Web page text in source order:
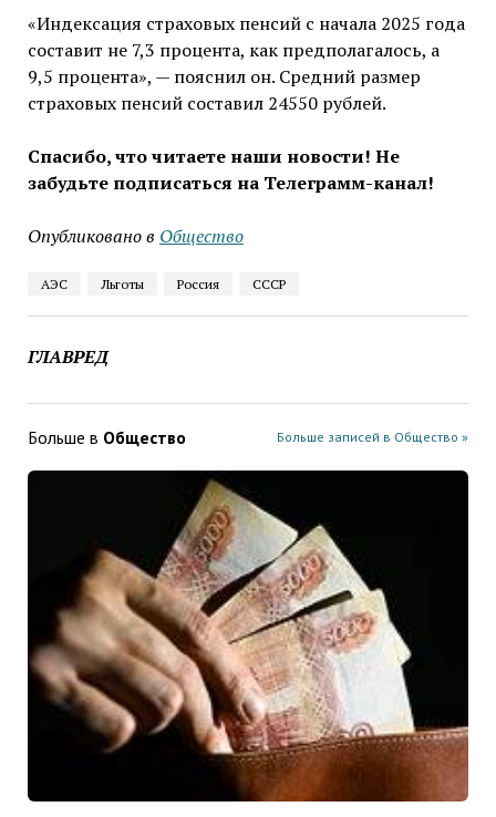
«Индексация страховых пенсий с начала 2025 года
составит не 7,3 процента, как предполагалось, а
9,5 процента», — пояснил он. Средний размер
страховых пенсий составил 24550 рублей.
Спасибо, что читаете наши новости! Не
забудьте подписаться на Телеграмм-канал!
Опубликовано в Общество
АЭС Льготы Россия СССР
ГЛАВРЕД
Больше в Общество Больше записей в Общество »